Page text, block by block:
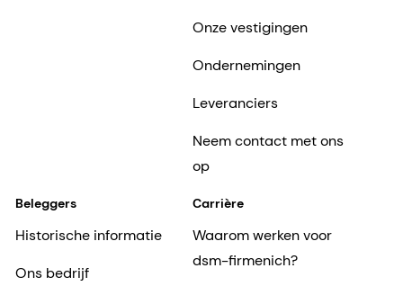
Onze vestigingen
Ondernemingen
Leveranciers
Neem contact met ons
op
Beleggers
Historische informatie
Ons bedrijf
Carrière
Waarom werken voor
dsm-firmenich?